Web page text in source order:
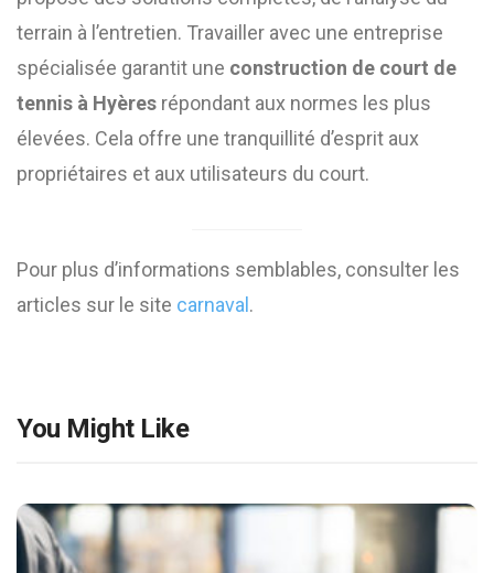
terrain à l’entretien. Travailler avec une entreprise
spécialisée garantit une construction de court de
tennis à Hyères répondant aux normes les plus
élevées. Cela offre une tranquillité d’esprit aux
propriétaires et aux utilisateurs du court.
Pour plus d’informations semblables, consulter les
articles sur le site carnaval .
You Might Like